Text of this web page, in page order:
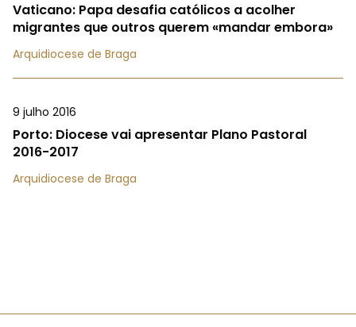
Vaticano: Papa desafia católicos a acolher
migrantes que outros querem «mandar embora»
Arquidiocese de Braga
9 julho 2016
Porto: Diocese vai apresentar Plano Pastoral
2016-2017
Arquidiocese de Braga